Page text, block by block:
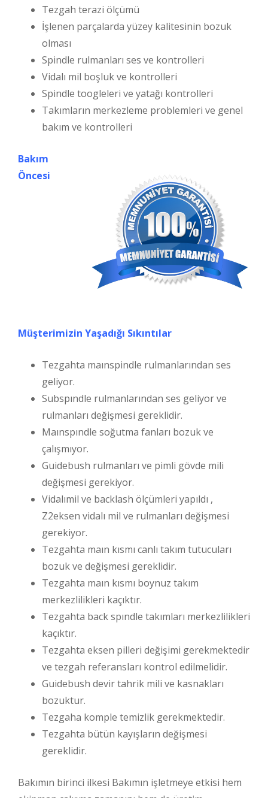
Tezgah terazi ölçümü
İşlenen parçalarda yüzey kalitesinin bozuk
olması
Spindle rulmanları ses ve kontrolleri
Vidalı mil boşluk ve kontrolleri
Spindle toogleleri ve yatağı kontrolleri
Takımların merkezleme problemleri ve genel
bakım ve kontrolleri
Bakım
Öncesi
Müşterimizin Yaşadığı Sıkıntılar
Tezgahta maınspindle rulmanlarından ses
geliyor.
Subspındle rulmanlarından ses geliyor ve
rulmanları değişmesi gereklidir.
Maınspındle soğutma fanları bozuk ve
çalışmıyor.
Guidebush rulmanları ve pimli gövde mili
değişmesi gerekiyor.
Vidalımil ve backlash ölçümleri yapıldı ,
Z2eksen vidalı mil ve rulmanları değişmesi
gerekiyor.
Tezgahta maın kısmı canlı takım tutucuları
bozuk ve değişmesi gereklidir.
Tezgahta maın kısmı boynuz takım
merkezlilikleri kaçıktır.
Tezgahta back spındle takımları merkezlilikleri
kaçıktır.
Tezgahta eksen pilleri değişimi gerekmektedir
ve tezgah referansları kontrol edilmelidir.
Guidebush devir tahrik mili ve kasnakları
bozuktur.
Tezgaha komple temizlik gerekmektedir.
Tezgahta bütün kayışların değişmesi
gereklidir.
Bakımın birinci ilkesi Bakımın işletmeye etkisi hem